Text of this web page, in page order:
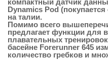
компактный датчик
Dynamics Pod
на талии.
Помимо всего
предлагает функции для
плавательных
басейне Forerunner 645
количество гребков и